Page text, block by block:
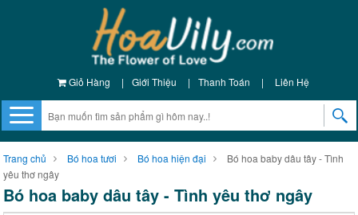
Giỏ Hàng | Giới Thiệu | Thanh Toán | Liên Hệ
Trang chủ Bó hoa tươi Bó hoa hiện đại
Bó hoa baby dâu tây - Tình
yêu thơ ngây
Bó hoa baby dâu tây - Tình yêu thơ ngây